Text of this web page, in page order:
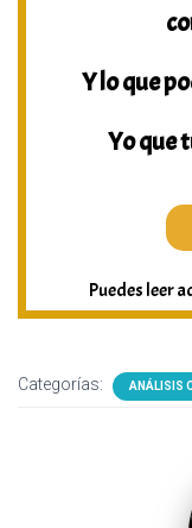
Y lo que
Yo que
Puedes leer
Categorías: ANÁLISIS